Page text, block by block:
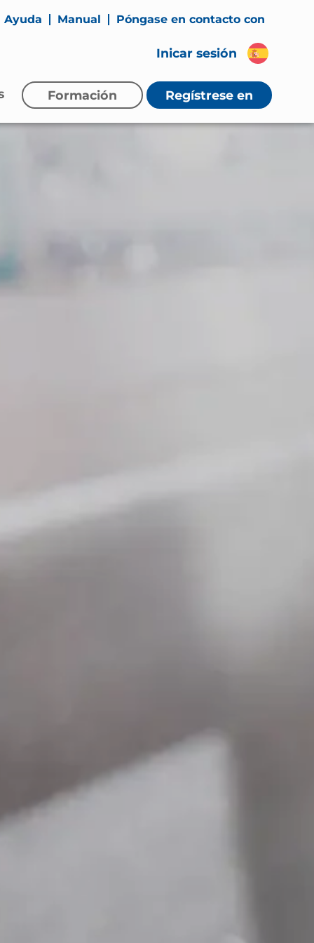
Ayuda Manual Póngase en contacto con
Inicar sesión
Regístrese en
Formación